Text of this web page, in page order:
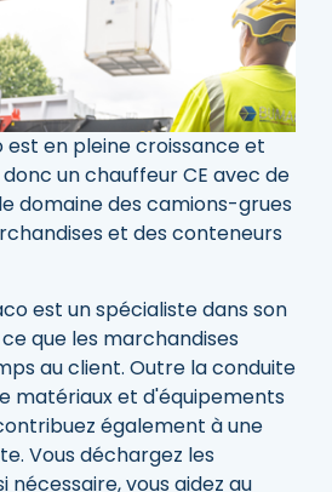
est en pleine croissance et
un chauffeur CE avec de
domaine des camions-grues
et des conteneurs
est un spécialiste dans son
que les marchandises
au client. Outre la conduite
matériaux et d'équipements
également à une
Vous déchargez les
nécessaire, vous aidez au